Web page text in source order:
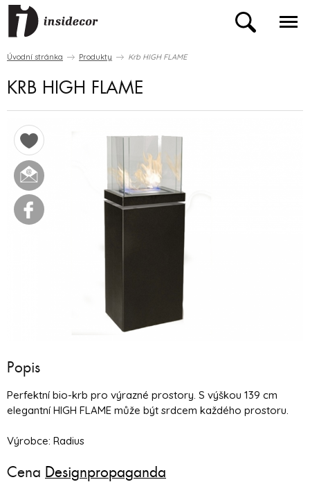
Úvodní stránka Produkty Krb HIGH FLAME
KRB HIGH FLAME
Popis
Perfektní bio-krb pro výrazné prostory. S výškou 139 cm
elegantní HIGH FLAME může být srdcem každého prostoru.
Výrobce: Radius
Cena Designpropaganda